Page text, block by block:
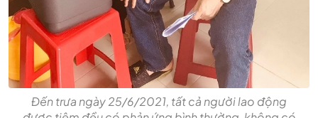
Đến trưa ngày 25/6/2021, tất cả người lao động